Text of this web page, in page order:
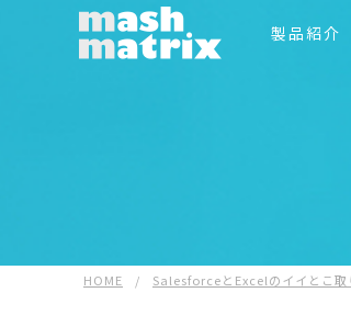
製品紹介
HOME / SalesforceとExcelのイイとこ取